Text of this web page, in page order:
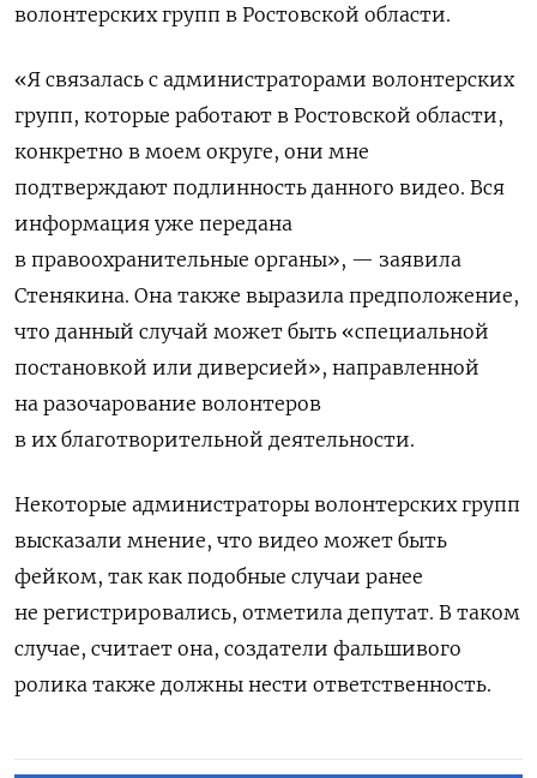
волонтерских групп в Ростовской области.
«Я связалась с администраторами волонтерских
групп, которые работают в Ростовской области,
конкретно в моем округе, они мне
подтверждают подлинность данного видео. Вся
информация уже передана
в правоохранительные органы», — заявила
Стенякина. Она также выразила предположение,
что данный случай может быть «специальной
постановкой или диверсией», направленной
на разочарование волонтеров
в их благотворительной деятельности.
Некоторые администраторы волонтерских групп
высказали мнение, что видео может быть
фейком, так как подобные случаи ранее
не регистрировались, отметила депутат. В таком
случае, считает она, создатели фальшивого
ролика также должны нести ответственность.